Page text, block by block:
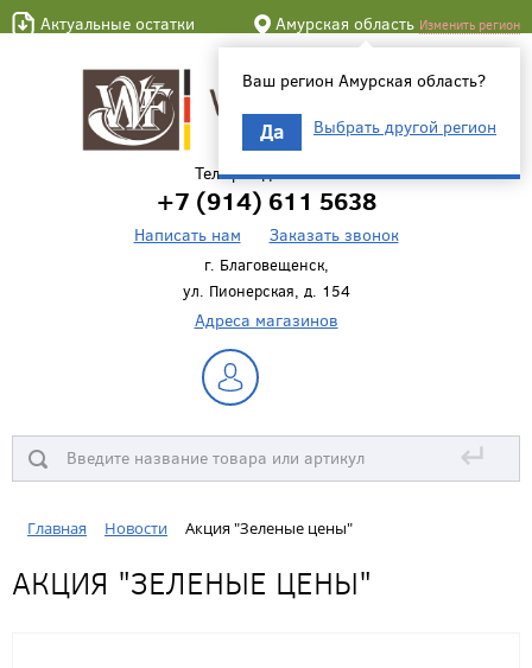
Актуальные остатки Амурская область Изменить регион
Ваш регион Амурская область?
Да Выбрать другой регион
Телефон для связи
+7 (914) 611 5638
Написать нам Заказать звонок
г. Благовещенск,
ул. Пионерская, д. 154
Адреса магазинов
↵
Главная Новости Акция "Зеленые цены"
АКЦИЯ "ЗЕЛЕНЫЕ ЦЕНЫ"